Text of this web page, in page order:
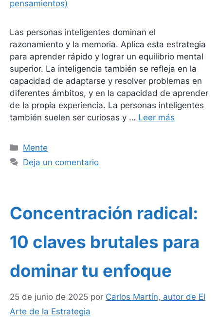
Las personas inteligentes dominan el
razonamiento y la memoria. Aplica esta estrategia
para aprender rápido y lograr un equilibrio mental
superior. La inteligencia también se refleja en la
capacidad de adaptarse y resolver problemas en
diferentes ámbitos, y en la capacidad de aprender
de la propia experiencia. La personas inteligentes
también suelen ser curiosas y … Leer más
Categorías
Mente
Deja un comentario
Concentración radical:
10 claves brutales para
dominar tu enfoque
25 de junio de 2025 por Carlos Martín, autor de El
Arte de la Estrategia